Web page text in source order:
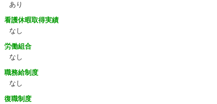
あり
看護休暇取得実績
なし
労働組合
なし
職務給制度
なし
復職制度